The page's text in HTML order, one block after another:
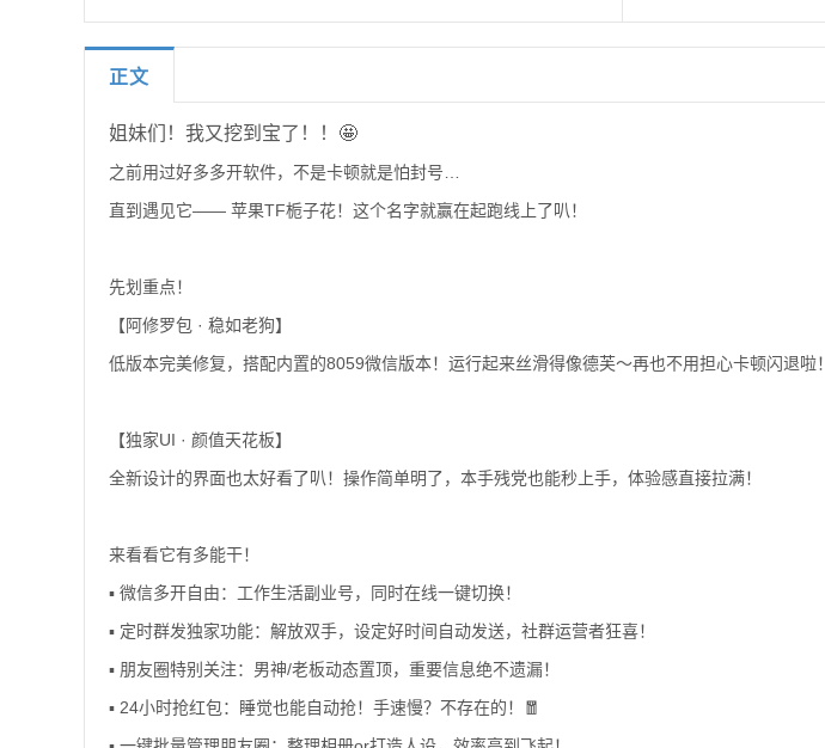
正文
姐妹们！我又挖到宝了！！🤩
之前用过好多多开软件，不是卡顿就是怕封号…
直到遇见它—— 苹果TF栀子花！这个名字就赢在起跑线上了叭！
先划重点！
【阿修罗包 · 稳如老狗】
低版本完美修复，搭配内置的8059微信版本！运行起来丝滑得像德芙～再也不用担心卡顿闪退啦！
【独家UI · 颜值天花板】
全新设计的界面也太好看了叭！操作简单明了，本手残党也能秒上手，体验感直接拉满！
来看看它有多能干！
▪️ 微信多开自由：工作生活副业号，同时在线一键切换！
▪️ 定时群发独家功能：解放双手，设定好时间自动发送，社群运营者狂喜！
▪️ 朋友圈特别关注：男神/老板动态置顶，重要信息绝不遗漏！
▪️ 24小时抢红包：睡觉也能自动抢！手速慢？不存在的！🧧